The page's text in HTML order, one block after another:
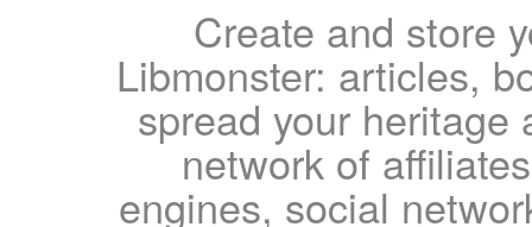
Create and store
Libmonster: articles,
spread your heritage
network of
engines, social